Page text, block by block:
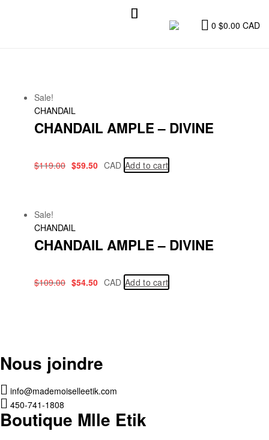
0 $0.00 CAD
Sale!
CHANDAIL
CHANDAIL AMPLE – DIVINE
$119.00 $59.50 CAD Add to cart
Sale!
CHANDAIL
CHANDAIL AMPLE – DIVINE
$109.00 $54.50 CAD Add to cart
Nous joindre
info@mademoiselleetik.com
450-741-1808
Boutique Mlle Etik